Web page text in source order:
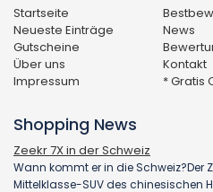
Startseite
Neueste Einträge
News
Gutscheine
Über uns
Kontakt
Impressum
* Gratis
Shopping News
Zeekr 7X in der Schweiz
Wann kommt er in die Schweiz?Der
Mittelklasse-SUV des chinesischen